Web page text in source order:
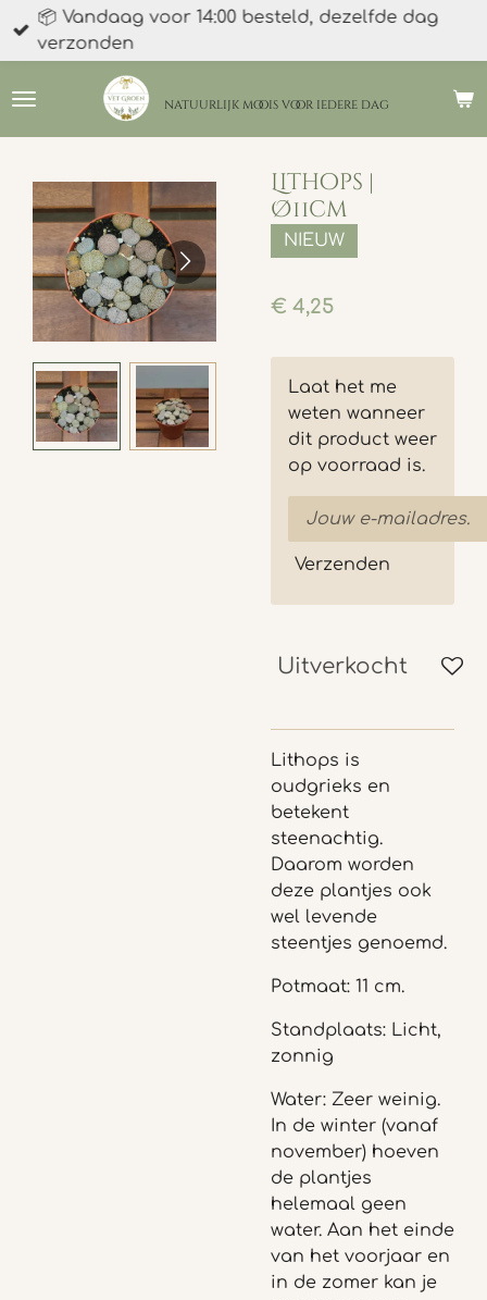
Ga
direct
de
natuurlijk moois voor iedere dag
📦 Vandaag voor 14:00 besteld, dezelfde dag
verzonden
Lithops |
Ø11cm
NIEUW
€ 4,25
Laat het me
weten wanneer
dit product weer
op voorraad is.
Verzenden
Uitverkocht
Lithops is
oudgrieks en
betekent
steenachtig.
Daarom worden
deze plantjes ook
wel levende
steentjes genoemd.
Potmaat: 11 cm.
Standplaats: Licht,
zonnig
Water: Zeer weinig.
In de winter (vanaf
november) hoeven
de plantjes
helemaal geen
water. Aan het einde
van het voorjaar en
in de zomer kan je